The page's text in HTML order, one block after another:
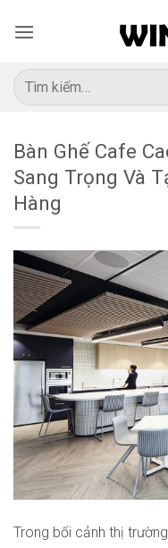
qua
dung
Tìm
kiếm:
Bàn Ghế Cafe
Sang Trọng Và
Hàng
Trong bối cảnh thị